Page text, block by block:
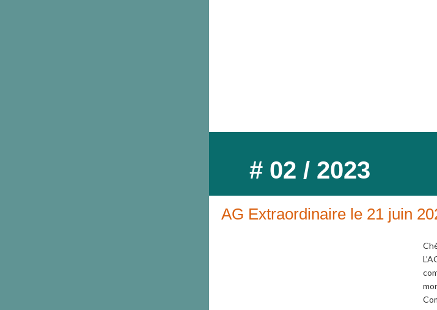
# 02 / 2023
AG Extraordinaire le 21 juin